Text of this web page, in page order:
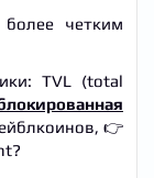
более четким
TVL (total
👉